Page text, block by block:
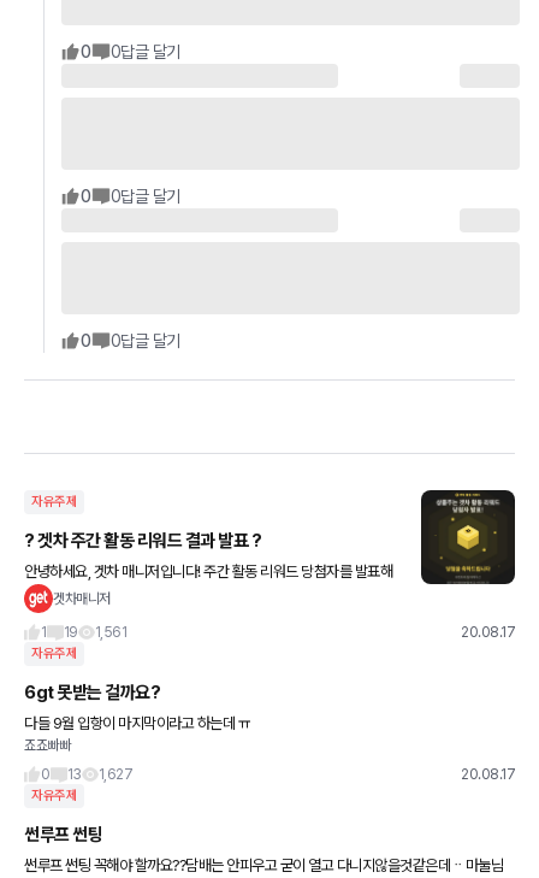
0 0답글 달기
0 0답글 달기
0 0답글 달기
자유주제
? 겟차 주간 활동 리워드 결과 발표 ?
안녕하세요, 겟차 매니저입니다! 주간 활동 리워드 당첨자를 발표해
드리는 월요일이 돌아왔습니다~ 5만원 상당의 신세계 상품권부터
누구일
겟차매니저
1
19 1,561 20.08.17
자유주제
6gt 못받는 걸까요?
다들 9월 입항이 마지막이라고 하는데 ㅠ
죠죠빠빠
0
13 1,627 20.08.17
자유주제
썬루프 썬팅
썬루프 썬팅 꼭해야 할까요??담배는 안피우고 굳이 열고 다니지않을것같은데ᆢ마눌님